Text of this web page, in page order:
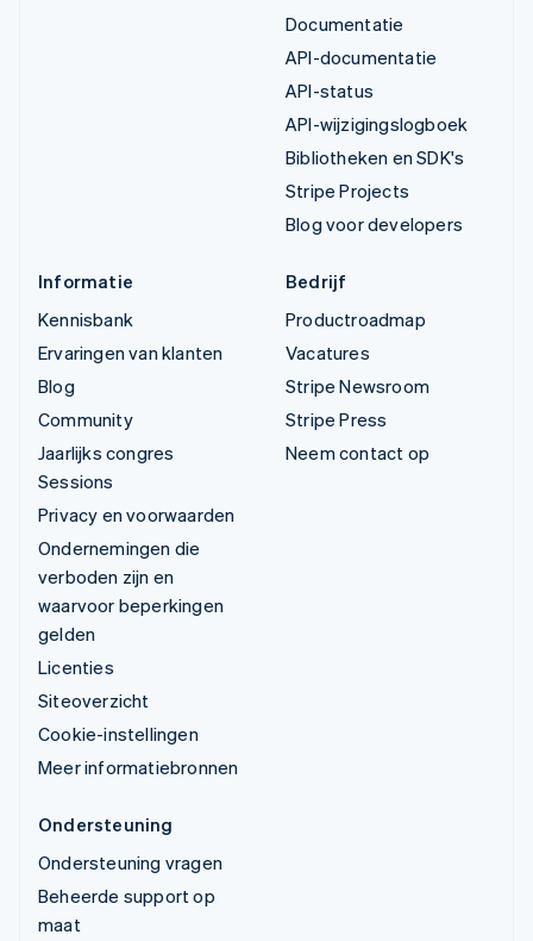
Documentatie
API-documentatie
API-status
API-wijzigingslogboek
Bibliotheken en SDK's
Stripe Projects
Blog voor developers
Informatie
Kennisbank
Ervaringen van klanten
Blog
Community
Jaarlijks congres
Sessions
Privacy en voorwaarden
Ondernemingen die
verboden zijn en
waarvoor beperkingen
gelden
Licenties
Siteoverzicht
Cookie-instellingen
Meer informatiebronnen
Bedrijf
Productroadmap
Vacatures
Stripe Newsroom
Stripe Press
Neem contact op
Ondersteuning
Ondersteuning vragen
Beheerde support op
maat